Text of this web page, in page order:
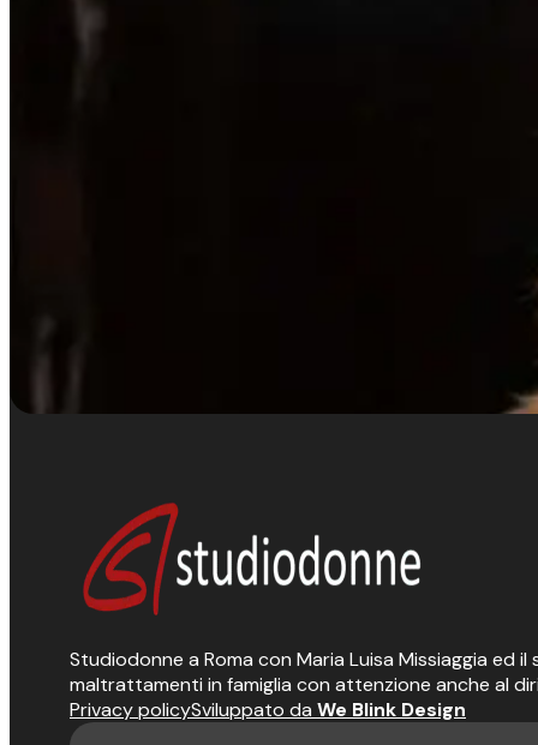
Studiodonne a Roma con Maria Luisa Missiaggia ed
maltrattamenti in famiglia con attenzione anche al
Privacy policySviluppato da We Blink Design